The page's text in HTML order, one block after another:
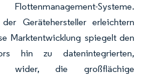
Systeme.
der Gerätehersteller erleichtern
Marktentwicklung spiegelt den
hin zu datenintegrierten,
wider, die großflächige